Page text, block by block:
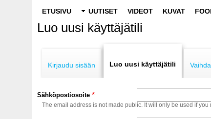
navigation
ETUSIVU UUTISET VIDEOT KUVAT
Luo uusi käyttäjätili
tabs
Kirjaudu sisään Luo uusi käyttäjätili
Sähköpostiosoite
The email address is not made public. It will only be used if